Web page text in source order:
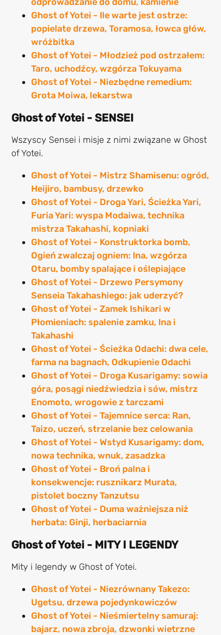
Ghost of Yotei - Ile warte jest ostrze:
popielate drzewa, Toramosa, łowca głów,
wróżbitka
Ghost of Yotei - Młodzież pod ostrzałem:
Taro, uchodźcy, wzgórza Tokuyama
Ghost of Yotei - Niezbędne remedium:
Grota Moiwa, lekarstwa
Ghost of Yotei - SENSEI
Wszyscy Sensei i misje z nimi związane w Ghost
of Yotei.
Ghost of Yotei - Mistrz Shamisenu: ogród,
Heijiro, bambusy, drzewko
Ghost of Yotei - Droga Yari, Ścieżka Yari,
Furia Yari: wyspa Modaiwa, technika
mistrza Takahashi, kopniaki
Ghost of Yotei - Konstruktorka bomb,
Ogień zwalczaj ogniem: Ina, wzgórza
Otaru, bomby spalające i oślepiające
Ghost of Yotei - Drzewo Persymony
Senseia Takahashiego: jak uderzyć?
Ghost of Yotei - Zamek Ishikari w
Płomieniach: spalenie zamku, Ina i
Takahashi
Ghost of Yotei - Ścieżka Odachi: dwa cele,
farma na bagnach, Odkupienie Odachi
Ghost of Yotei - Droga Kusarigamy: sowia
góra, posągi niedźwiedzia i sów, mistrz
Enomoto, wrogowie z tarczami
Ghost of Yotei - Tajemnice serca: Ran,
Taizo, uczeń, strzelanie bez celowania
Ghost of Yotei - Wstyd Kusarigamy: dom,
nowa technika, wnuk, zasadzka
Ghost of Yotei - Broń palna i
konsekwencje: rusznikarz Murata,
pistolet boczny Tanzutsu
Ghost of Yotei - Duma ważniejsza niż
herbata: Ginji, herbaciarnia
Ghost of Yotei - MITY I LEGENDY
Mity i legendy w Ghost of Yotei.
Ghost of Yotei - Niezrównany Takezo:
Ugetsu, drzewa pojedynkowiczów
Ghost of Yotei - Nieśmiertelny samuraj:
bajarz, nowa zbroja, dzwonki wietrzne